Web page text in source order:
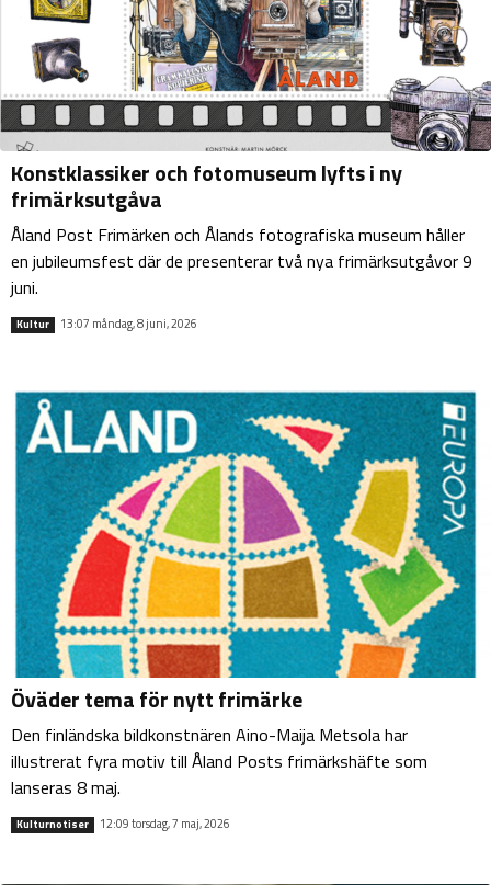
Konstklassiker och fotomuseum lyfts i ny
frimärksutgåva
Åland Post Frimärken och Ålands fotografiska museum håller
en jubileumsfest där de presenterar två nya frimärksutgåvor 9
juni.
Kultur 13:07 måndag, 8 juni, 2026
Öväder tema för nytt frimärke
Den finländska bildkonstnären Aino-Maija Metsola har
illustrerat fyra motiv till Åland Posts frimärkshäfte som
lanseras 8 maj.
Kulturnotiser 12:09 torsdag, 7 maj, 2026